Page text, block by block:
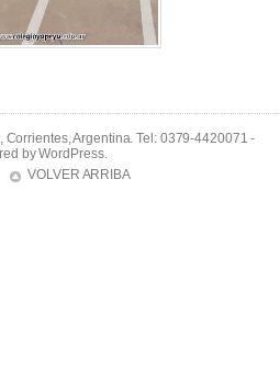
Argentina. Tel: 0379-4420071 -
byWordPress.
VOLVER ARRIBA